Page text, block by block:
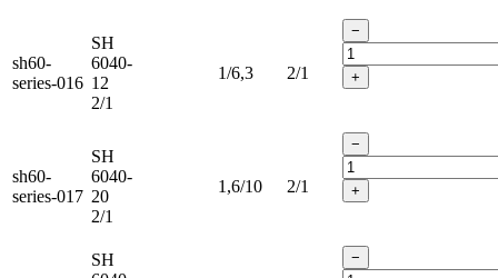
sh60-
series-016
SH
6040-
12
2/1
1/6,3 2/1
−
+
sh60-
series-017
SH
6040-
20
2/1
1,6/10 2/1
−
+
SH
−